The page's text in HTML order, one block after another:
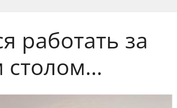
работать за
столом…